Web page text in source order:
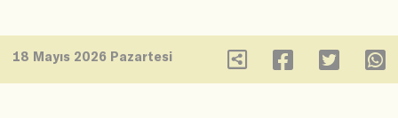
18 Mayıs 2026 Pazartesi